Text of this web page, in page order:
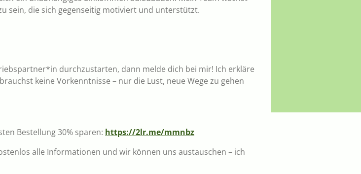
sein, die sich gegenseitig motiviert und unterstützt.
durchzustarten, dann melde dich bei mir! Ich erkläre
keine Vorkenntnisse – nur die Lust, neue Wege zu gehen
Bestellung 30% sparen: https://2lr.me/mmnbz
alle Informationen und wir können uns austauschen – ich